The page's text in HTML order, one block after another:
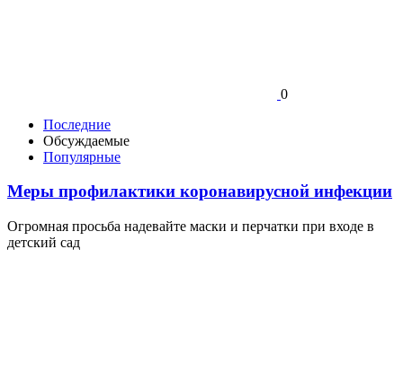
0
Последние
Обсуждаемые
Популярные
Меры профилактики коронавирусной инфекции
Огромная просьба надевайте маски и перчатки при входе в
детский сад